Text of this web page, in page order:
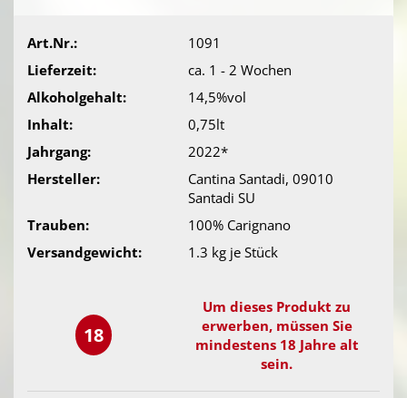
Art.Nr.:
1091
Lieferzeit:
ca. 1 - 2 Wochen
Alkoholgehalt:
14,5%vol
Inhalt:
0,75lt
Jahrgang:
2022*
Hersteller:
Cantina Santadi, 09010
Santadi SU
Trauben:
100% Carignano
Versandgewicht:
1.3 kg je Stück
18
Um dieses Produkt zu
erwerben, müssen Sie
mindestens 18 Jahre alt
sein.